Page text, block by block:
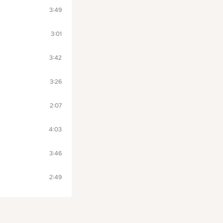
3:49
3:01
3:42
3:26
2:07
4:03
3:46
2:49